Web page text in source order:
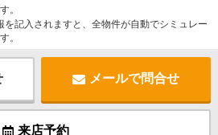
。
を記入されますと、全物件が自動でシミュレー
。
メールで問合せ
来店予約